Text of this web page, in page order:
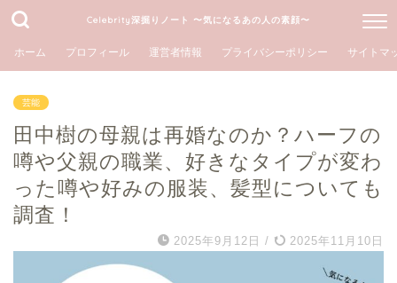
Celebrity深掘りノート 〜気になるあの人の素顔〜
ホーム プロフィール 運営者情報 プライバシーポリシー サイトマ
芸能
田中樹の母親は再婚なのか？ハーフの
噂や父親の職業、好きなタイプが変わ
った噂や好みの服装、髪型についても
調査！
2025年9月12日 / 2025年11月10日